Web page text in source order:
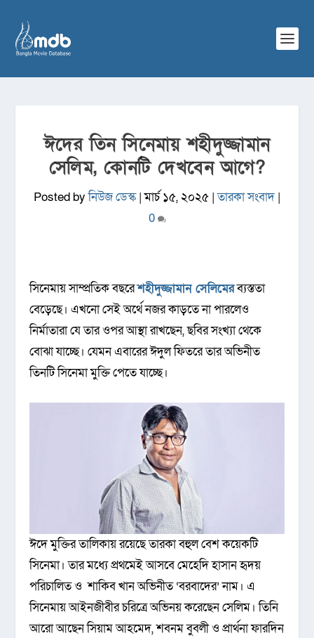
ঈদের তিন সিনেমায় শহীদুজ্জামান
সেলিম, কোনটি দেখবেন আগে?
Posted byনিউজ ডেস্ক|মার্চ ১৫, ২০২৫ |তারকা সংবাদ |
0
সিনেমায় সাম্প্রতিক বছরেশহীদুজ্জামান সেলিমেরব্যস্ততা
বেড়েছে। এখনো সেই অর্থে নজর কাড়তে না পারলেও
নির্মাতারা যে তার ওপর আস্থা রাখছেন, ছবির সংখ্যা থেকে
বোঝা যাচ্ছে। যেমন এবারের ঈদুল ফিতরে তার অভিনীত
তিনটি সিনেমা মুক্তি পেতে যাচ্ছে।
ঈদে মুক্তির তালিকায় রয়েছে তারকা বহুল বেশ কয়েকটি
সিনেমা। তার মধ্যে প্রথমেই আসবে মেহেদি হাসান হৃদয়
পরিচালিত ও শাকিব খান অভিনীত ‘বরবাদের’ নাম। এ
সিনেমায় আইনজীবীর চরিত্রে অভিনয় করেছেন সেলিম। তিনি
আরো আছেন সিয়াম আহমেদ, শবনম বুবলী ও প্রার্থনা ফারদিন